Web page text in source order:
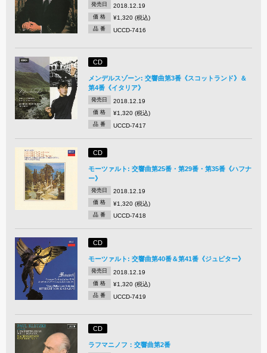
発売日 2018.12.19
価 格 ¥1,320 (税込)
品 番 UCCD-7416
CD
メンデルスゾーン: 交響曲第3番《スコットランド》＆
第4番《イタリア》
発売日 2018.12.19
価 格 ¥1,320 (税込)
品 番 UCCD-7417
CD
モーツァルト: 交響曲第25番・第29番・第35番《ハフナ
ー》
発売日 2018.12.19
価 格 ¥1,320 (税込)
品 番 UCCD-7418
CD
モーツァルト: 交響曲第40番＆第41番《ジュピター》
発売日 2018.12.19
価 格 ¥1,320 (税込)
品 番 UCCD-7419
CD
ラフマニノフ：交響曲第2番